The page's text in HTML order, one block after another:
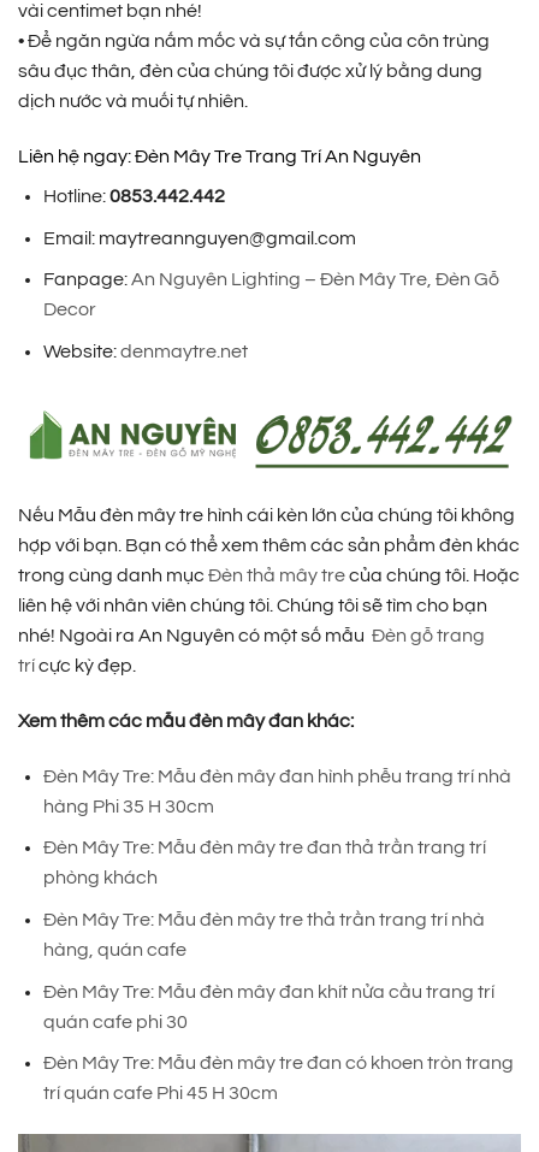
vài centimet bạn nhé!
• Để ngăn ngừa nấm mốc và sự tấn công của côn trùng
sâu đục thân, đèn của chúng tôi được xử lý bằng dung
dịch nước và muối tự nhiên.
Liên hệ ngay: Đèn Mây Tre Trang Trí An Nguyên
Hotline:0853.442.442
Email: maytreannguyen@gmail.com
Fanpage:An Nguyên Lighting – Đèn Mây Tre, Đèn Gỗ
Decor
Website:denmaytre.net
Nếu Mẫu đèn mây tre hình cái kèn lớn của chúng tôi không
hợp với bạn. Bạn có thể xem thêm các sản phẩm đèn khác
trong cùng danh mục Đèn thả mây trecủa chúng tôi. Hoặc
liên hệ với nhân viên chúng tôi. Chúng tôi sẽ tìm cho bạn
nhé! Ngoài ra An Nguyên có một số mẫu Đèn gỗ trang
trícực kỳ đẹp.
Xem thêm các mẫu đèn mây đan khác:
Đèn Mây Tre: Mẫu đèn mây đan hình phễu trang trí nhà
hàng Phi 35 H 30cm
Đèn Mây Tre: Mẫu đèn mây tre đan thả trần trang trí
phòng khách
Đèn Mây Tre: Mẫu đèn mây tre thả trần trang trí nhà
hàng, quán cafe
Đèn Mây Tre: Mẫu đèn mây đan khít nửa cầu trang trí
quán cafe phi 30
Đèn Mây Tre: Mẫu đèn mây tre đan có khoen tròn trang
trí quán cafe Phi 45 H 30cm